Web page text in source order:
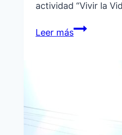
actividad “Vivir la
Leer más«VIVIR